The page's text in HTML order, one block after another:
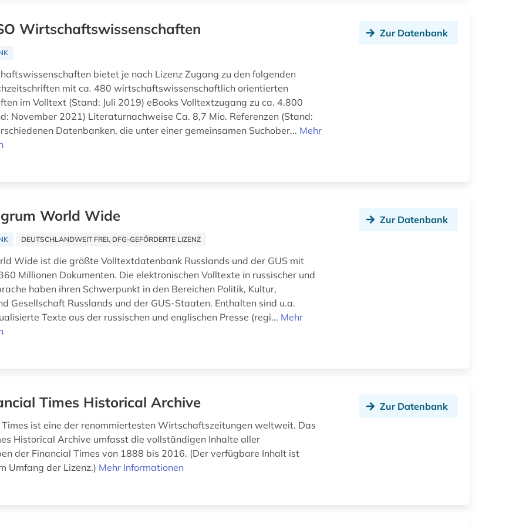
Wirtschaftswissenschaften
bietet je nach Lizenz Zugang zu den folgenden
mit ca. 480 wirtschaftswissenschaftlich orientierten
im Volltext (Stand: Juli 2019) eBooks Volltextzugang zu ca. 4.800
November 2021) Literaturnachweise Ca. 8,7 Mio. Referenzen (Stand:
Datenbanken, die unter einer gemeinsamen Suchober... Mehr
Zur Datenbank
World Wide
DEUTSCHLANDWEIT FREI, DFG-GEFÖRDERTE LIZENZ
Wide ist die größte Volltextdatenbank Russlands und der GUS mit
Millionen Dokumenten. Die elektronischen Volltexte in russischer und
haben ihren Schwerpunkt in den Bereichen Politik, Kultur,
Gesellschaft Russlands und der GUS-Staaten. Enthalten sind u.a.
Texte aus der russischen und englischen Presse (regi... Mehr
Zur Datenbank
Times Historical Archive
Times ist eine der renommiertesten Wirtschaftszeitungen weltweit. Das
Historical Archive umfasst die vollständigen Inhalte aller
der Financial Times von 1888 bis 2016. (Der verfügbare Inhalt ist
Umfang der Lizenz.) Mehr Informationen
Zur Datenbank